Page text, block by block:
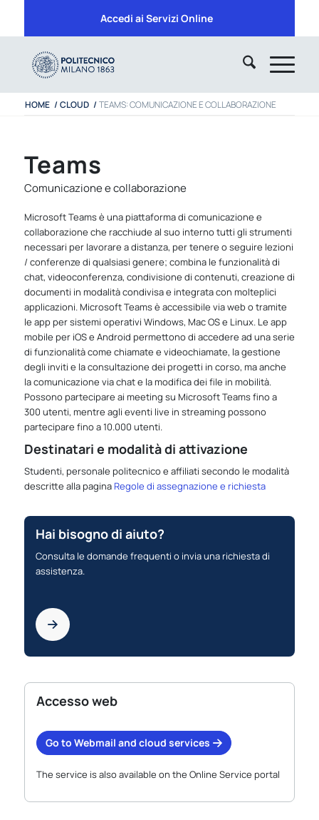
Accedi ai Servizi Online
HOME / CLOUD / TEAMS: COMUNICAZIONE E COLLABORAZIONE
Teams
Comunicazione e collaborazione
Microsoft Teams è una piattaforma di comunicazione e
collaborazione che racchiude al suo interno tutti gli strumenti
necessari per lavorare a distanza, per tenere o seguire lezioni
/ conferenze di qualsiasi genere; combina le funzionalità di
chat, videoconferenza, condivisione di contenuti, creazione di
documenti in modalità condivisa e integrata con molteplici
applicazioni. Microsoft Teams è accessibile via web o tramite
le app per sistemi operativi Windows, Mac OS e Linux. Le app
mobile per iOS e Android permettono di accedere ad una serie
di funzionalità come chiamate e videochiamate, la gestione
degli inviti e la consultazione dei progetti in corso, ma anche
la comunicazione via chat e la modifica dei file in mobilità.
Possono partecipare ai meeting su Microsoft Teams fino a
300 utenti, mentre agli eventi live in streaming possono
partecipare fino a 10.000 utenti.
Destinatari e modalità di attivazione
Studenti, personale politecnico e affiliati secondo le modalità
descritte alla pagina Regole di assegnazione e richiesta
Hai bisogno di aiuto?
Consulta le domande frequenti o invia una richiesta di
assistenza.
Accesso web
Go to Webmail and cloud services
The service is also available on the Online Service portal